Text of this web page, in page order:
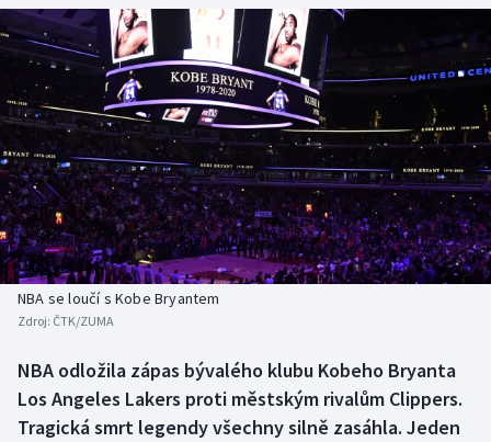
DALŠÍ SPORTY
Americký fotbal
Baseball a softbal
Basketbal
Biatlon
Boby a skeleton
Box
Curling
NEPŘEHLÉDNĚTE
Soutěže
Historické návraty
Aplikace ČT sport
AZ kvíz
NBA se loučí s Kobe Bryantem
Zdroj: ČTK/ZUMA
NBA odložila zápas bývalého klubu Kobeho Bryanta
Los Angeles Lakers proti městským rivalům Clippers.
Tragická smrt legendy všechny silně zasáhla. Jeden